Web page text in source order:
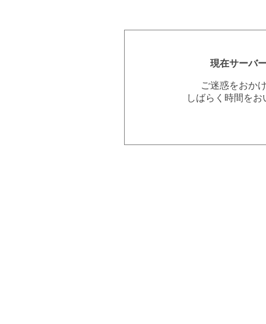
現在サーバ
ご迷惑をおか
しばらく時間を